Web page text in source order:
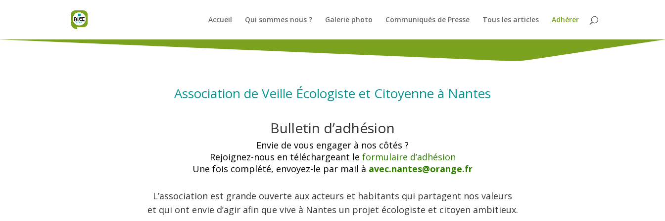
Accueil Qui sommes nous ? Galerie photo Communiqués de Presse Tous les articles Adhérer
Association de Veille Écologiste et Citoyenne à Nantes
Bulletin d’adhésion
Envie de vous engager à nos côtés ?
Rejoignez-nous en téléchargeant le formulaire d’adhésion
Une fois complété, envoyez-le par mail à avec.nantes@orange.fr
L’association est grande ouverte aux acteurs et habitants qui partagent nos valeurs
et qui ont envie d’agir afin que vive à Nantes un projet écologiste et citoyen ambitieux.